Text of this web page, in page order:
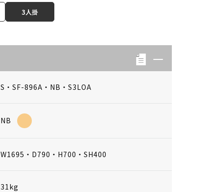
3人掛
S・SF-896A・NB・S3LOA
NB
W1695・D790・H700・SH400
31kg